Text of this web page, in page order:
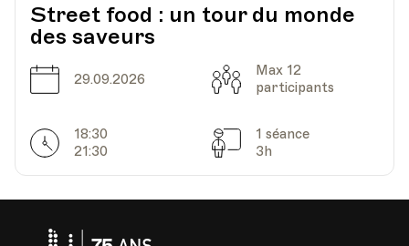
Av. de Cour 33
Street food : un tour du monde
des saveurs
Date
29.09.2026 Capacité
Max 12
participants
Horarires
18:30
21:30
Séances
1 séance
3h